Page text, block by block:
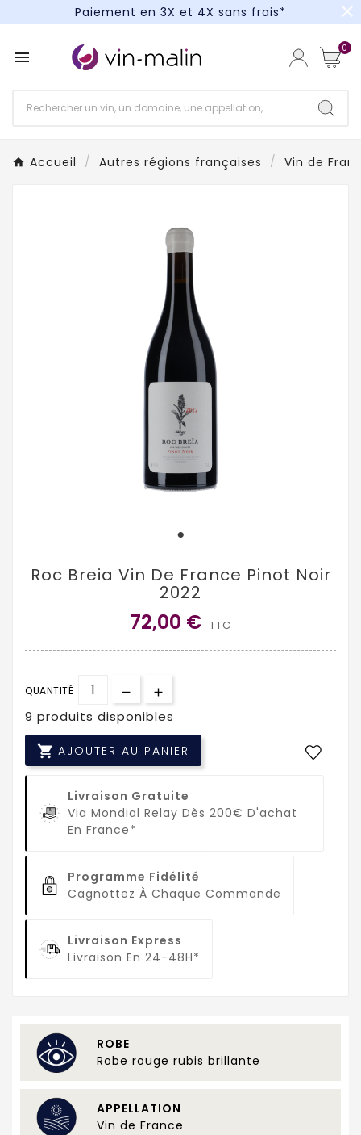
Paiement en 3X et 4X sans frais*
Paiement en 3X et 4X sans frais*
close
 0
Accueil Autres régions françaises Vin de
Roc Breia Vin De France Pinot Noir
2022
72,00 € TTC
QUANTITÉ
9 produits disponibles
 AJOUTER AU PANIER
Livraison Gratuite
Via Mondial Relay Dès 200€ D'achat
En France*
Programme Fidélité
Cagnottez À Chaque Commande
Livraison Express
Livraison En 24-48H*
ROBE
Robe rouge rubis brillante
APPELLATION
Vin de France